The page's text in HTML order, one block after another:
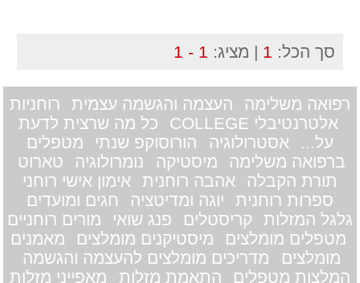
סך הכל: 1 | מציג: 1 - 1
רפואה משלימה העצמה והגשמה עצמית
רוחניות
אלטרנטיבלי COLLEGE
כל מה שרצית לדעת
על...
אסטרולוגיה הורוסוקפ שנתי
מטפלים
ברפואה משלימה
מיסטיקה נומרולוגיה
טארוט
תורת הקבלה
אהבה רוחנית
אימון אישי רוחני
ספרות רוחנית
יוגה ומדיטציה
חגים ומועדים
גלגל המזלות
קריסטלים פנג שואי
מורים רוחניים
מטפלים מומלצים
מיסטיקנים מומלצים
מאמנים
מומלצים
מדריכים מומלצים להעצמה והגשמה
המלצות מטפלים
התאמת מזלות מאפייני מזלות